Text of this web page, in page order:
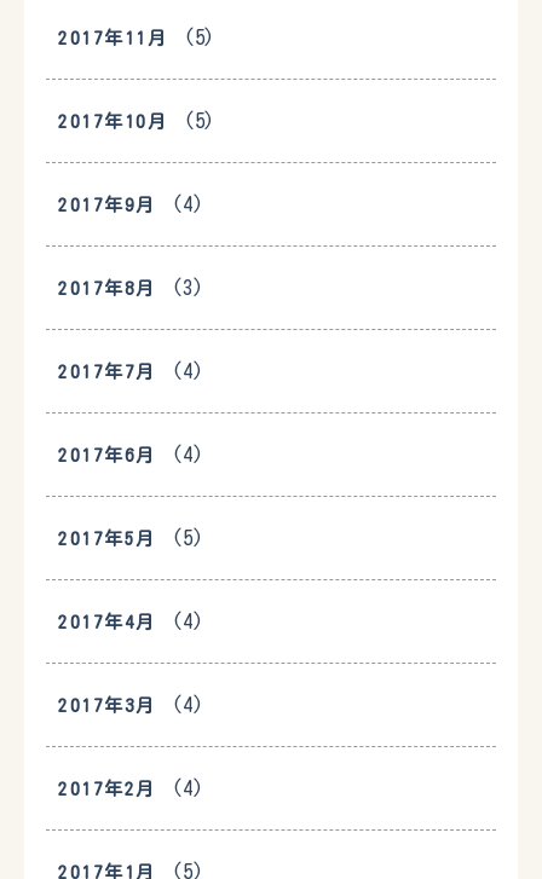
2017年11月 (5)
2017年10月 (5)
2017年9月 (4)
2017年8月 (3)
2017年7月 (4)
2017年6月 (4)
2017年5月 (5)
2017年4月 (4)
2017年3月 (4)
2017年2月 (4)
2017年1月 (5)